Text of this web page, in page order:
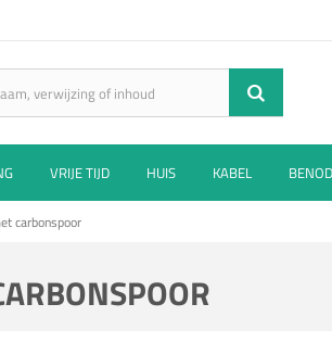
VRIJE TIJD HUIS KABEL
carbonspoor